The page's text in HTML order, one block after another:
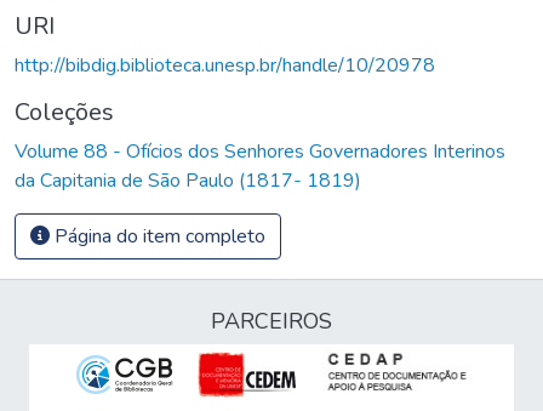
URI
http://bibdig.biblioteca.unesp.br/handle/10/20978
Coleções
Volume 88 - Ofícios dos Senhores Governadores Interinos
da Capitania de São Paulo (1817- 1819)
Página do item completo
PARCEIROS